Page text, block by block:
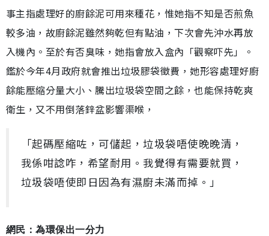
事主指處理好的廚餘泥可用來種花，惟她指不知是否煎魚
較多油，故廚餘泥雖然夠乾但有點油，下次會先沖水再放
入機內。至於有否臭味，她指會放入盒內「觀察吓先」。
鑑於今年4月政府就會推出垃圾膠袋徵費，她形容處理好廚
餘能壓縮分量大小、騰出垃圾袋空間之餘，也能保持乾爽
衛生，又不用倒落鋅盆影響渠喉，
「起碼壓縮咗，可儲起，垃圾袋唔使晚晚清，
我係咁諗咋，希望耐用。我覺得有需要就買，
垃圾袋唔使即日因為有濕廚未滿而掉。」
網民：為環保出一分力